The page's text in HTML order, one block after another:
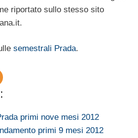
riportato sullo stesso sito
semestrali Prada.
primi nove mesi 2012
primi 9 mesi 2012